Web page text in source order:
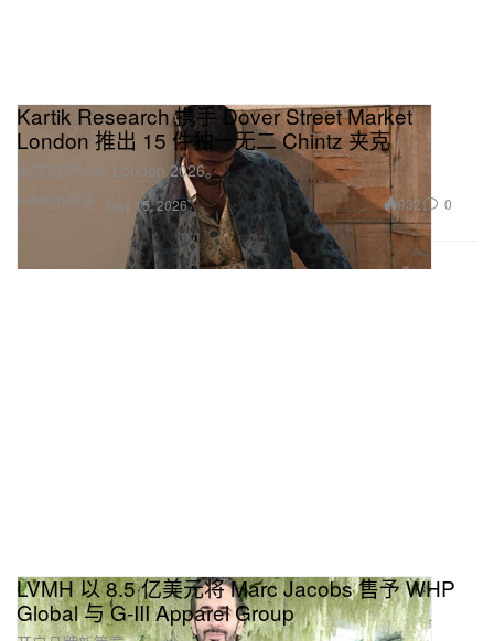
Fashion 时装
Kartik Research 携手 Dover Street Market
London 推出 15 件独一无二 Chintz 夹克
为庆祝 Photo London 2026。
May 15, 2026 932 0
LVMH 以 8.5 亿美元将 Marc Jacobs 售予 WHP
Global 与 G-III Apparel Group